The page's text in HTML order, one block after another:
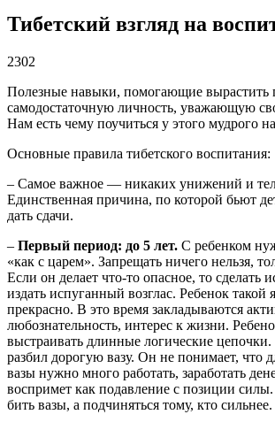
Тибетский взгляд на
2302
Полезные навыки, помогающие вырастить
самодостаточную личность, уважающую
Нам есть чему поучиться у этого мудрого
Основные правила тибетского воспитания:
– Самое важное — никаких унижений и
Единственная причина, по которой бьют
дать сдачи.
– Первый период: до 5 лет. С ребенком
«как с царем». Запрещать ничего нельзя,
Если он делает что-то опасное, то сделать
издать испуганный возглас. Ребенок такой
прекрасно. В это время закладываются
любознательность, интерес к жизни.
выстраивать длинные логические
разбил дорогую вазу. Он не понимает, что
вазы нужно много работать, заработать
воспримет как подавление с позиции
бить вазы, а подчиняться тому, кто